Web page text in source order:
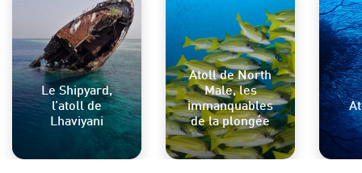
Le Shipyard,
l’atoll de
Lhaviyani
Atoll de North
Male, les
immanquables
de la plongée